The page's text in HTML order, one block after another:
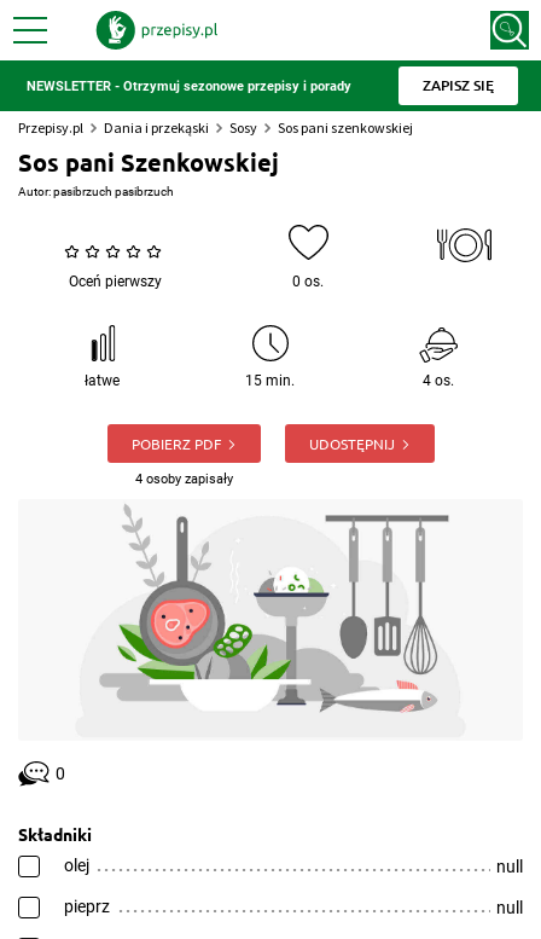
NEWSLETTER - Otrzymuj sezonowe przepisy i porady ZAPISZ SIĘ
Przepisy.pl Dania i przekąski Sosy Sos pani szenkowskiej
Sos pani Szenkowskiej
Autor:pasibrzuch pasibrzuch
Oceń pierwszy 0 os.
łatwe 15 min. 4 os.
POBIERZ PDF
4 osoby zapisały
UDOSTĘPNIJ
0
Składniki
olej null
pieprz null